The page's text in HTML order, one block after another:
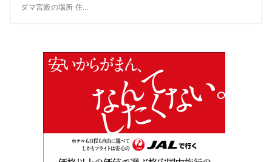
ダマ宮殿の場所 住...